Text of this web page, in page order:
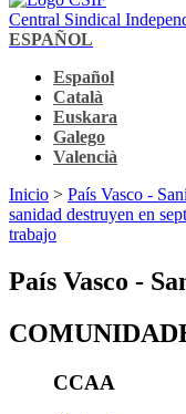
Central Sindical
ESPAÑOL
Español
Català
Euskara
Galego
Valencià
Inicio > País Vasco -
sanidad destruyen en
trabajo
País Vasco -
CCAA